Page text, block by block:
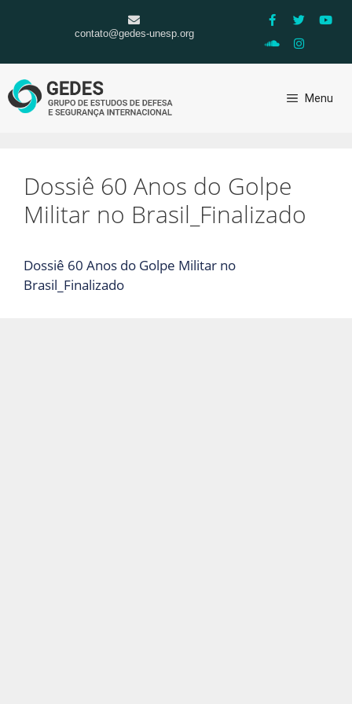
contato@gedes-unesp.org
Menu
Dossiê 60 Anos do Golpe
Militar no Brasil_Finalizado
Dossiê 60 Anos do Golpe Militar no
Brasil_Finalizado